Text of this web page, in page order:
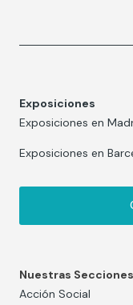
Exposiciones
Exposiciones en
Exposiciones en
Nuestras Secciones
Acción Social